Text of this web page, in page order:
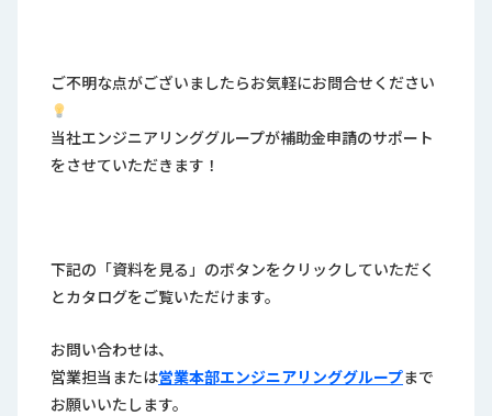
ご不明な点がございましたらお気軽にお問合せください
当社エンジニアリンググループが補助金申請のサポート
をさせていただきます！
下記の「資料を見る」のボタンをクリックしていただく
とカタログをご覧いただけます。
お問い合わせは、
営業担当または営業本部エンジニアリンググループまで
お願いいたします。